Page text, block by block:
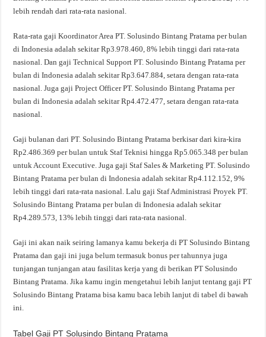
lebih rendah dari rata-rata nasional.
Rata-rata gaji Koordinator Area PT. Solusindo Bintang Pratama per bulan
di Indonesia adalah sekitar Rp3.978.460, 8% lebih tinggi dari rata-rata
nasional. Dan gaji Technical Support PT. Solusindo Bintang Pratama per
bulan di Indonesia adalah sekitar Rp3.647.884, setara dengan rata-rata
nasional. Juga gaji Project Officer PT. Solusindo Bintang Pratama per
bulan di Indonesia adalah sekitar Rp4.472.477, setara dengan rata-rata
nasional.
Gaji bulanan dari PT. Solusindo Bintang Pratama berkisar dari kira-kira
Rp2.486.369 per bulan untuk Staf Teknisi hingga Rp5.065.348 per bulan
untuk Account Executive. Juga gaji Staf Sales & Marketing PT. Solusindo
Bintang Pratama per bulan di Indonesia adalah sekitar Rp4.112.152, 9%
lebih tinggi dari rata-rata nasional. Lalu gaji Staf Administrasi Proyek PT.
Solusindo Bintang Pratama per bulan di Indonesia adalah sekitar
Rp4.289.573, 13% lebih tinggi dari rata-rata nasional.
Gaji ini akan naik seiring lamanya kamu bekerja di PT Solusindo Bintang
Pratama dan gaji ini juga belum termasuk bonus per tahunnya juga
tunjangan tunjangan atau fasilitas kerja yang di berikan PT Solusindo
Bintang Pratama. Jika kamu ingin mengetahui lebih lanjut tentang gaji PT
Solusindo Bintang Pratama bisa kamu baca lebih lanjut di tabel di bawah
ini.
Tabel Gaji PT Solusindo Bintang Pratama